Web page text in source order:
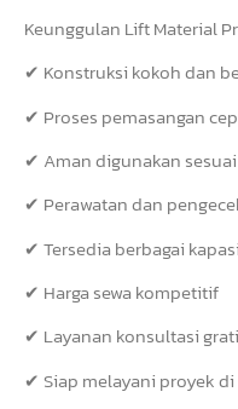
Keunggulan Lift Material
✔ Konstruksi kokoh dan
✔ Proses pemasangan
✔ Aman digunakan
✔ Perawatan dan
✔ Tersedia berbagai
✔ Harga sewa kompetitif
✔ Layanan konsultasi
✔ Siap melayani proyek